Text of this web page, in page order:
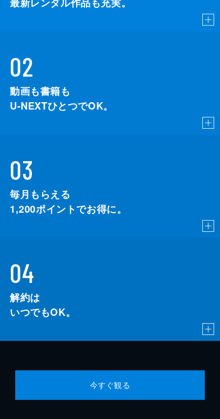
02
動画も書籍も
U-NEXTひとつでOK。
03
毎月もらえる
1,200ポイントでお得に。
04
解約は
いつでもOK。
今すぐ観る